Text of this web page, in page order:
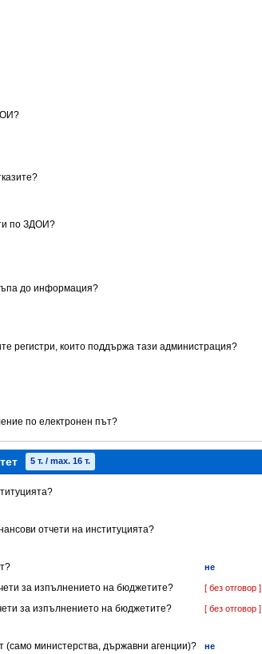
по ЗДОИ?
до информация?
регистри, които поддържа тази администрация?
по електронен път?
5 т. / max. 16 т.
отчети на институцията?
не
за изпълнението на бюджетите? [ без отговор ]
за изпълнението на бюджетите? [ без отговор ]
министерства, държавни агенции)? не